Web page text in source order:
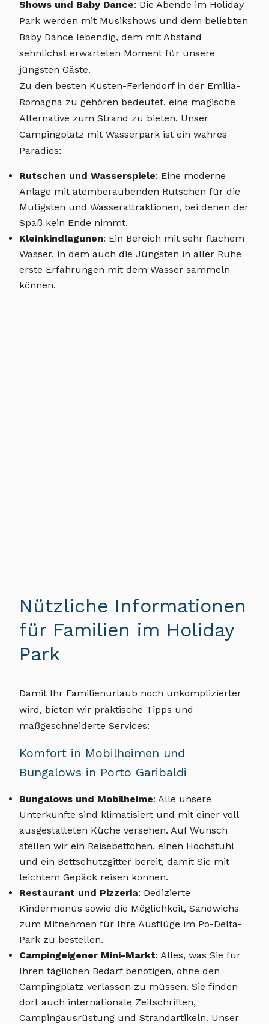
Shows und Baby Dance: Die Abende im Holiday
Park werden mit Musikshows und dem beliebten
Baby Dance lebendig, dem mit Abstand
sehnlichst erwarteten Moment für unsere
jüngsten Gäste.
Zu den besten Küsten-Feriendorf in der Emilia-
Romagna zu gehören bedeutet, eine magische
Alternative zum Strand zu bieten. Unser
Campingplatz mit Wasserpark ist ein wahres
Paradies:
Rutschen und Wasserspiele: Eine moderne
Anlage mit atemberaubenden Rutschen für die
Mutigsten und Wasserattraktionen, bei denen der
Spaß kein Ende nimmt.
Kleinkindlagunen: Ein Bereich mit sehr flachem
Wasser, in dem auch die Jüngsten in aller Ruhe
erste Erfahrungen mit dem Wasser sammeln
können.
Nützliche Informationen
für Familien im Holiday
Park
Damit Ihr Familienurlaub noch unkomplizierter
wird, bieten wir praktische Tipps und
maßgeschneiderte Services:
Komfort in Mobilheimen und
Bungalows in Porto Garibaldi
Bungalows und Mobilheime: Alle unsere
Unterkünfte sind klimatisiert und mit einer voll
ausgestatteten Küche versehen. Auf Wunsch
stellen wir ein Reisebettchen, einen Hochstuhl
und ein Bettschutzgitter bereit, damit Sie mit
leichtem Gepäck reisen können.
Restaurant und Pizzeria: Dedizierte
Kindermenüs sowie die Möglichkeit, Sandwichs
zum Mitnehmen für Ihre Ausflüge im Po-Delta-
Park zu bestellen.
Campingeigener Mini-Markt: Alles, was Sie für
Ihren täglichen Bedarf benötigen, ohne den
Campingplatz verlassen zu müssen. Sie finden
dort auch internationale Zeitschriften,
Campingausrüstung und Strandartikeln. Unser